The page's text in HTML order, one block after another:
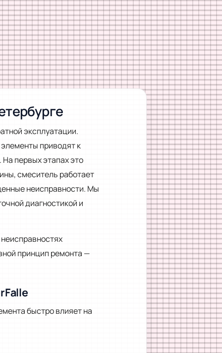
эксплуатации.
приводят к
первых этапах это
смеситель работает
неисправности. Мы
диагностикой и
принцип ремонта —
быстро влияет на